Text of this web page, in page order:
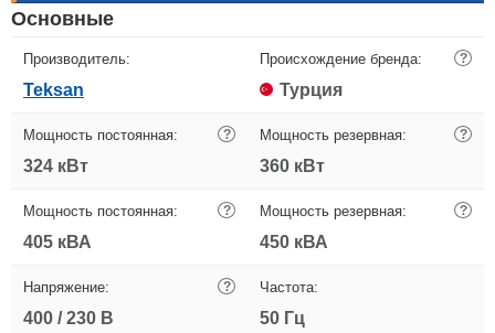
Основные
Производитель:
Teksan
Происхождение бренда: ?
Турция
Мощность постоянная: ?
324 кВт
Мощность резервная: ?
360 кВт
Мощность постоянная: ?
405 кВА
Мощность резервная: ?
450 кВА
Напряжение: ?
400 / 230 В
Частота:
50 Гц